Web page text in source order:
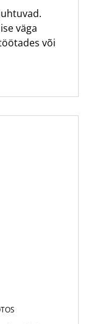
väga
või